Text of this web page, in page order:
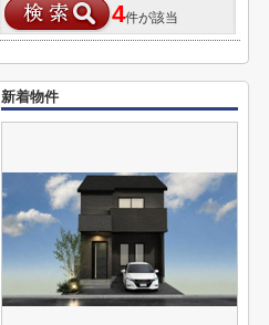
4件が該当
新着物件